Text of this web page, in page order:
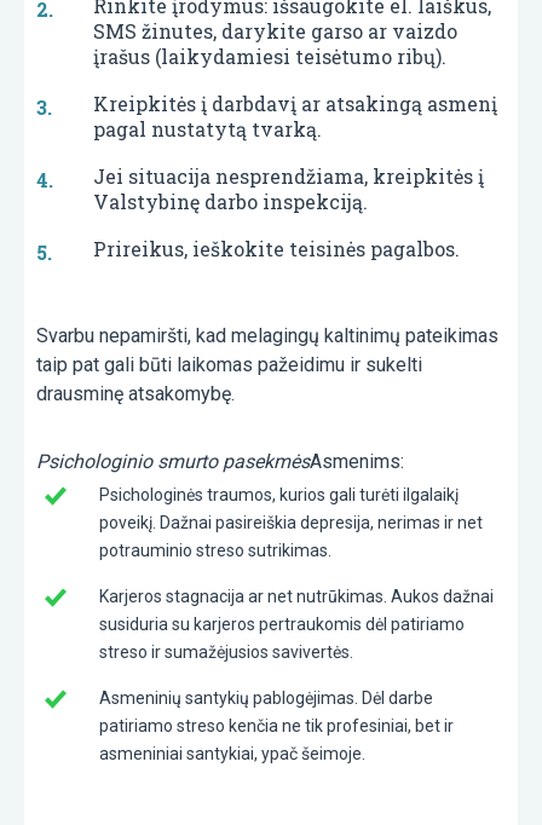
Rinkite įrodymus: išsaugokite el. laiškus,
SMS žinutes, darykite garso ar vaizdo
įrašus (laikydamiesi teisėtumo ribų).
Kreipkitės į darbdavį ar atsakingą asmenį
pagal nustatytą tvarką.
Jei situacija nesprendžiama, kreipkitės į
Valstybinę darbo inspekciją.
Prireikus, ieškokite teisinės pagalbos.
Svarbu nepamiršti, kad melagingų kaltinimų pateikimas
taip pat gali būti laikomas pažeidimu ir sukelti
drausminę atsakomybę.
Psichologinio smurto pasekmėsAsmenims:
Psichologinės traumos, kurios gali turėti ilgalaikį
poveikį. Dažnai pasireiškia depresija, nerimas ir net
potrauminio streso sutrikimas.
Karjeros stagnacija ar net nutrūkimas. Aukos dažnai
susiduria su karjeros pertraukomis dėl patiriamo
streso ir sumažėjusios savivertės.
Asmeninių santykių pablogėjimas. Dėl darbe
patiriamo streso kenčia ne tik profesiniai, bet ir
asmeniniai santykiai, ypač šeimoje.